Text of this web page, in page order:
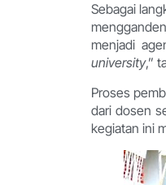
Sebagai
menjadi
university,”
Proses
dari dosen
kegiatan ini